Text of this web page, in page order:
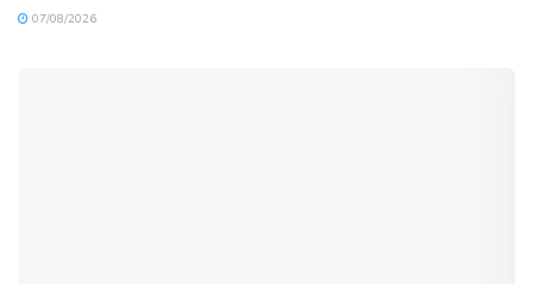
07/08/2026